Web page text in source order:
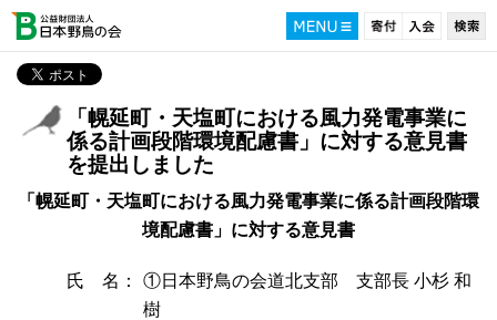
「幌延町・天塩町における風力発電事業に
係る計画段階環境配慮書」に対する意見書
を提出しました
「幌延町・天塩町における風力発電事業に係る計画段階環
境配慮書」に対する意見書
氏 名：
①日本野鳥の会道北支部 支部長 小杉 和
樹